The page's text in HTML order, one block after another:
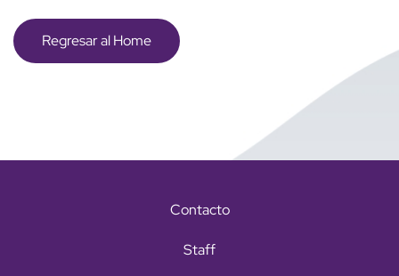
Regresar al Home
Contacto
Staff